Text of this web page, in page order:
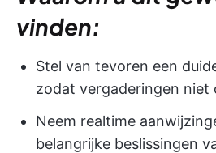
vinden:
Stel van tevoren een
zodat vergaderingen niet
Neem realtime
belangrijke beslissingen